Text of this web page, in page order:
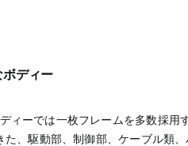
ディー
ィーでは一枚フレームを多数採用
、駆動部、制御部、ケーブル類、